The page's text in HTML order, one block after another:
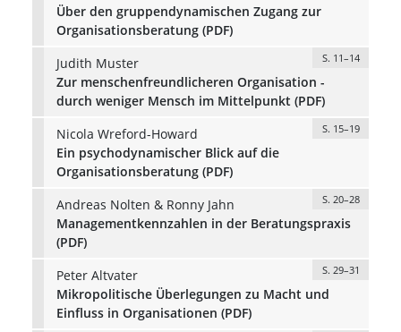
Über den gruppendynamischen Zugang zur
Organisationsberatung (PDF)
Judith Muster
S. 11–14
Zur menschenfreundlicheren Organisation -
durch weniger Mensch im Mittelpunkt (PDF)
Nicola Wreford-Howard
S. 15–19
Ein psychodynamischer Blick auf die
Organisationsberatung (PDF)
Andreas Nolten & Ronny Jahn
S. 20–28
Managementkennzahlen in der Beratungspraxis
(PDF)
Peter Altvater
S. 29–31
Mikropolitische Überlegungen zu Macht und
Einfluss in Organisationen (PDF)